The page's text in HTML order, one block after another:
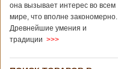
она вызывает интерес во всем
мире, что вполне закономерно.
Древнейшие умения и
традиции >>>